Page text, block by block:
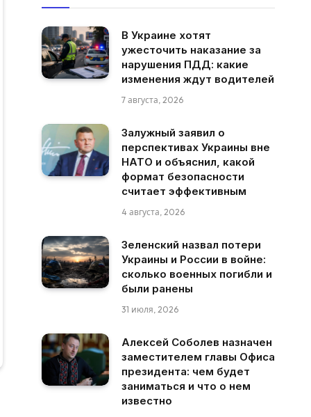
В Украине хотят
ужесточить наказание за
нарушения ПДД: какие
изменения ждут водителей
7 августа, 2026
Залужный заявил о
перспективах Украины вне
НАТО и объяснил, какой
формат безопасности
считает эффективным
4 августа, 2026
Зеленский назвал потери
Украины и России в войне:
сколько военных погибли и
были ранены
31 июля, 2026
Алексей Соболев назначен
заместителем главы Офиса
президента: чем будет
заниматься и что о нем
известно